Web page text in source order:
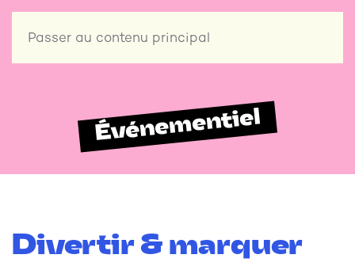
Passer au contenu principal
Événementiel
Divertir & marquer